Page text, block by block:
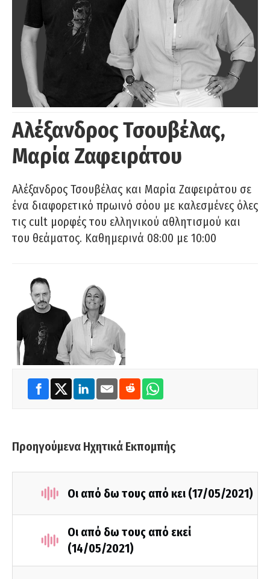
Αλέξανδρος Τσουβέλας,
Μαρία Ζαφειράτου
Αλέξανδρος Τσουβέλας και Μαρία Ζαφειράτου σε
ένα διαφορετικό πρωινό σόου με καλεσμένες όλες
τις cult μορφές του ελληνικού αθλητισμού και
του θεάματος. Καθημερινά 08:00 με 10:00
Προηγούμενα Ηχητικά Εκπομπής
Οι από δω τους από κει (17/05/2021)
Οι από δω τους από εκεί
(14/05/2021)